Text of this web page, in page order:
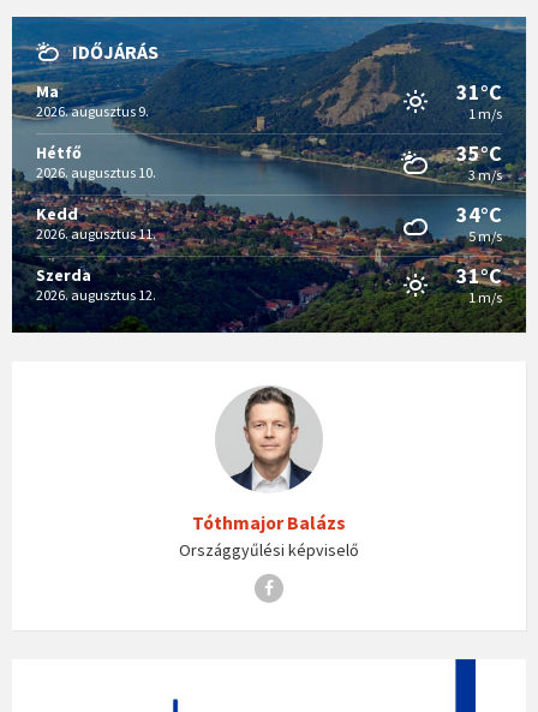
IDŐJÁRÁS
Ma
2026. augusztus 9.
31°C
1 m/s
Hétfő
2026. augusztus 10.
35°C
3 m/s
Kedd
2026. augusztus 11.
34°C
5 m/s
Szerda
2026. augusztus 12.
31°C
1 m/s
Tóthmajor Balázs
Országgyűlési képviselő
Facebook